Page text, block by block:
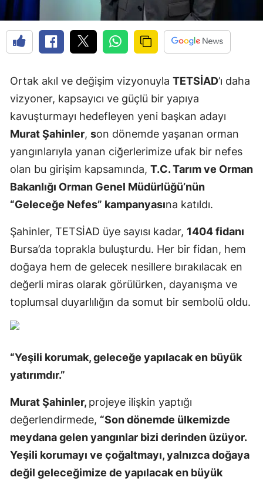
Ortak akıl ve değişim vizyonuyla TETSİAD’ı daha
vizyoner, kapsayıcı ve güçlü bir yapıya
kavuşturmayı hedefleyen yeni başkan adayı
Murat Şahinler, son dönemde yaşanan orman
yangınlarıyla yanan ciğerlerimize ufak bir nefes
olan bu girişim kapsamında, T.C. Tarım ve Orman
Bakanlığı Orman Genel Müdürlüğü’nün
“Geleceğe Nefes” kampanyasına katıldı.
Şahinler, TETSİAD üye sayısı kadar, 1404 fidanı
Bursa’da toprakla buluşturdu. Her bir fidan, hem
doğaya hem de gelecek nesillere bırakılacak en
değerli miras olarak görülürken, dayanışma ve
toplumsal duyarlılığın da somut bir sembolü oldu.
“Yeşili korumak, geleceğe yapılacak en büyük
yatırımdır.”
Murat Şahinler, projeye ilişkin yaptığı
değerlendirmede, “Son dönemde ülkemizde
meydana gelen yangınlar bizi derinden üzüyor.
Yeşili korumayı ve çoğaltmayı, yalnızca doğaya
değil geleceğimize de yapılacak en büyük